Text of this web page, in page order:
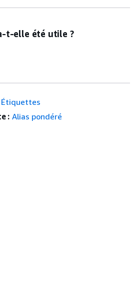
t-elle été utile ?
Étiquettes
: Alias pondéré